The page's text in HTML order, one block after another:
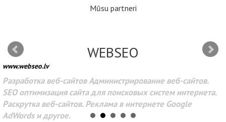
Mūsu partneri
WEBSEO
www.webseo.lv
Разработка веб-сайтов Администрирование веб-сайтов.
SEO оптимизация сайта для поисковых систем интернета.
Раскрутка веб-сайтов. Реклама в интернете Google
AdWords и другое.